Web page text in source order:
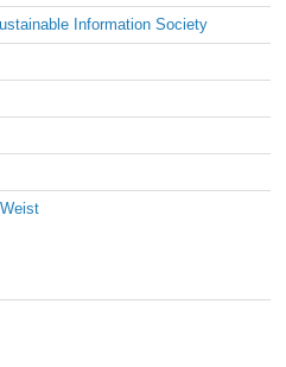
Information Society